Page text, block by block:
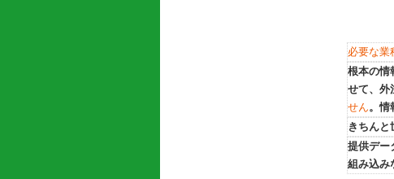
必要な業
根本の情
せて、外
せん。情
きちんと
提供デー
組み込み